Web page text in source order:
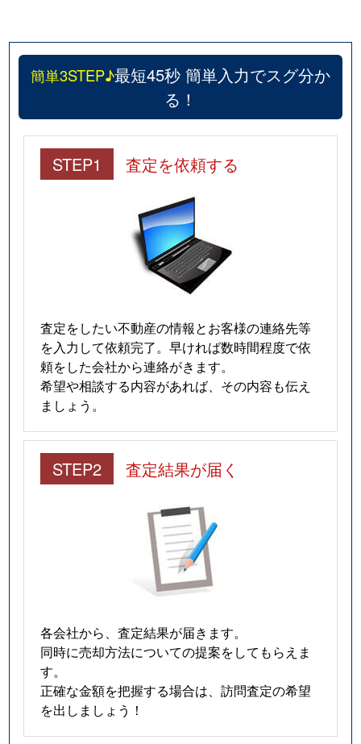
簡単3STEP♪最短45秒 簡単入力でスグ分か
る！
STEP1 査定を依頼する
査定をしたい不動産の情報とお客様の連絡先等
を入力して依頼完了。早ければ数時間程度で依
頼をした会社から連絡がきます。
希望や相談する内容があれば、その内容も伝え
ましょう。
STEP2 査定結果が届く
各会社から、査定結果が届きます。
同時に売却方法についての提案をしてもらえま
す。
正確な金額を把握する場合は、訪問査定の希望
を出しましょう！